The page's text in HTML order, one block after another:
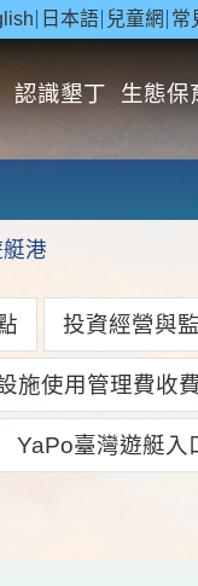
日本語 兒童網 常
認識墾丁 生態保
港
投資經營與
施使用管理費收
YaPo臺灣遊艇入